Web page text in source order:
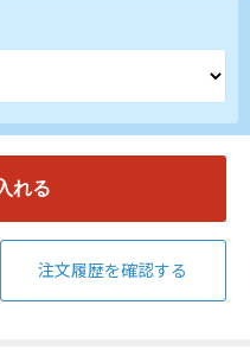
注文履歴を確認する